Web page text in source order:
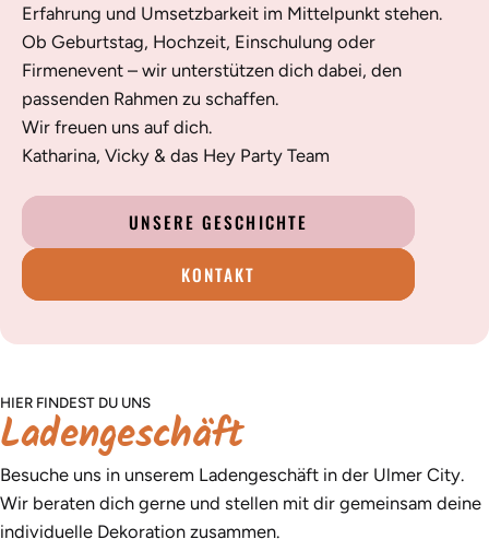
Erfahrung und Umsetzbarkeit im Mittelpunkt stehen.
Ob Geburtstag, Hochzeit, Einschulung oder
Firmenevent – wir unterstützen dich dabei, den
passenden Rahmen zu schaffen.
Wir freuen uns auf dich.
Katharina, Vicky & das Hey Party Team
UNSERE GESCHICHTE
KONTAKT
HIER FINDEST DU UNS
Ladengeschäft
Besuche uns in unserem Ladengeschäft in der Ulmer City.
Wir beraten dich gerne und stellen mit dir gemeinsam deine
individuelle Dekoration zusammen.